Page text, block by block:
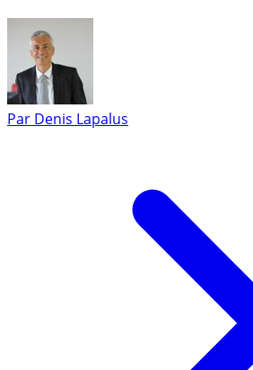
Par Denis Lapalus